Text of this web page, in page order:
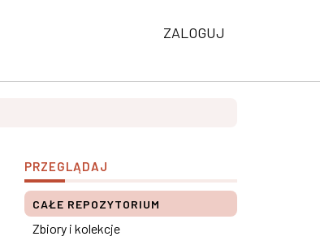
ZALOGUJ
PRZEGLĄDAJ
CAŁE REPOZYTORIUM
Zbiory i kolekcje